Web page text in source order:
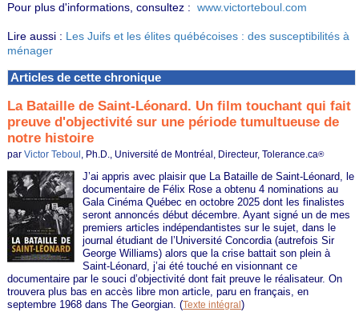
Pour plus d'informations, consultez :www.victorteboul.com
Lire aussi : Les Juifs et les élites québécoises : des susceptibilités à
ménager
Articles de cette chronique
La Bataille de Saint-Léonard. Un film touchant qui fait
preuve d'objectivité sur une période tumultueuse de
notre histoire
parVictor Teboul , Ph.D., Université de Montréal, Directeur, Tolerance.ca®
J’ai appris avec plaisir que La Bataille de Saint-Léonard, le
documentaire de Félix Rose a obtenu 4 nominations au
Gala Cinéma Québec en octobre 2025 dont les finalistes
seront annoncés début décembre. Ayant signé un de mes
premiers articles indépendantistes sur le sujet, dans le
journal étudiant de l’Université Concordia (autrefois Sir
George Williams) alors que la crise battait son plein à
Saint-Léonard, j’ai été touché en visionnant ce
documentaire par le souci d’objectivité dont fait preuve le réalisateur. On
trouvera plus bas en accès libre mon article, paru en français, en
septembre 1968 dans The Georgian.(Texte intégral )